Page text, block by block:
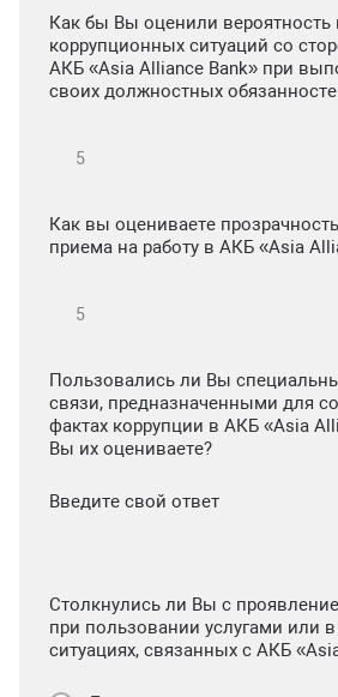
Как бы Вы оценили вероятность
коррупционных ситуаций со
АКБ «Asia Alliance Bank» при
своих должностных
Как вы оцениваете
приема на работу в АКБ «Asia
Пользовались ли Вы
связи, предназначенными для
фактах коррупции в АКБ «Asia
Вы их оцениваете?
Введите свой ответ
Столкнулись ли Вы с
при пользовании услугами или в
ситуациях, связанных с АКБ